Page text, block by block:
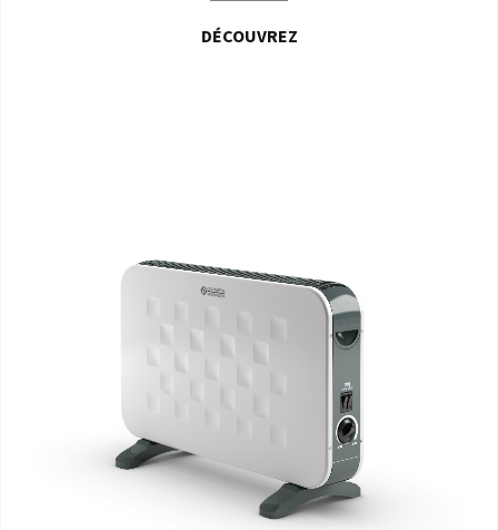
DÉCOUVREZ